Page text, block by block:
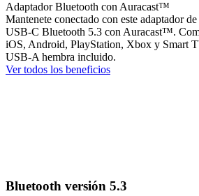
Adaptador Bluetooth con Auracast™
Mantenete conectado con este adaptador
USB-C Bluetooth 5.3 con Auracast™.
iOS, Android, PlayStation, Xbox y Smart
USB-A hembra incluido.
Ver todos los beneficios
Bluetooth versión 5.3